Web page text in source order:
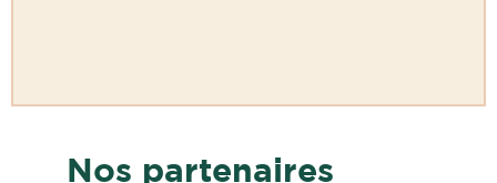
Nos partenaires